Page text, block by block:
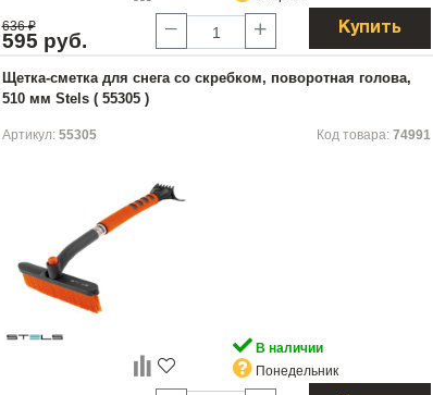
636₽
595 руб.
Купить
Щетка-сметка для снега со скребком, поворотная голова,
510 мм Stels ( 55305 )
Артикул: 55305 Код товара: 74991
В наличии
Понедельник